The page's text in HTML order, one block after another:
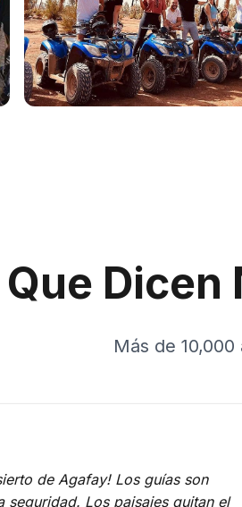
Que
Más de
de Agafay! Los guías son
seguridad. Los paisajes quitan el